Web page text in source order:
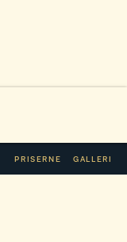
PRISERNE GALLERI